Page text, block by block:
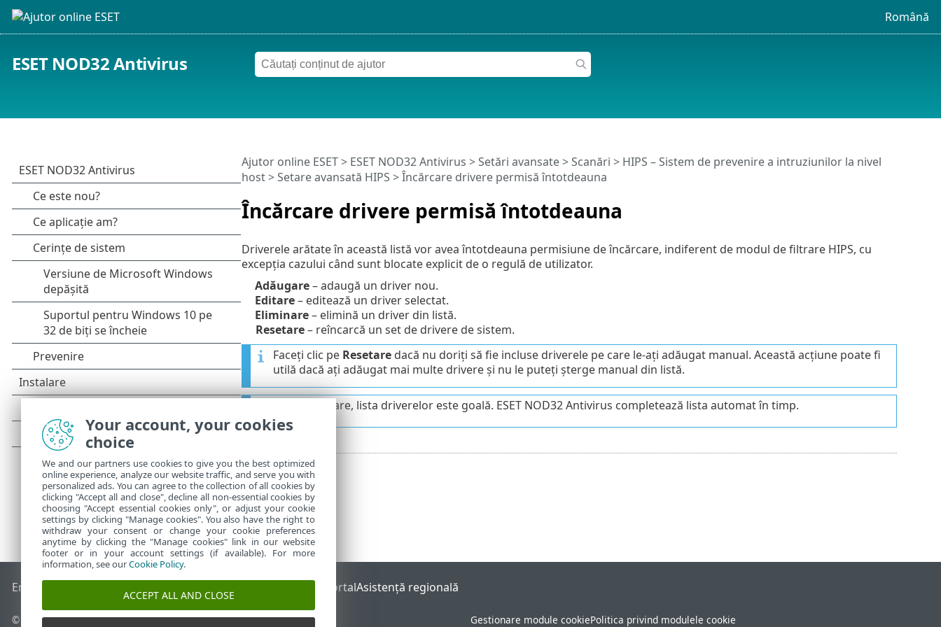
Română
ESET NOD32 Antivirus
Încărcare drivere permisă întotdeauna
Ajutor online ESET> ESET NOD32 Antivirus >Setări avansate>Scanări > HIPS – Sistem de prevenire a intruziunilor la nivel
host>Setare avansată HIPS > Încărcare drivere permisă întotdeauna
Driverele arătate în această listă vor avea întotdeauna permisiune de încărcare, indiferent de modul de filtrare HIPS, cu
excepția cazului când sunt blocate explicit de o regulă de utilizator.
Adăugare– adaugă un driver nou.
Editare– editează un driver selectat.
Eliminare– elimină un driver din listă.
Resetare– reîncarcă un set de drivere de sistem.
Faceți clic pe Resetaredacă nu doriți să fie incluse driverele pe care le-ați adăugat manual. Această acțiune poate fi
utilă dacă ați adăugat mai multe drivere și nu le puteți șterge manual din listă.
După instalare, lista driverelor este goală. ESET NOD32 Antivirus completează lista automat în timp.
End of Life ESET Status PortalAsistenţă regională
© 1992 - 2026 ESET, spol. s r.o. - Toate drepturile rezervate. Gestionare module cookiePolitica privind modulele cookie
Your account, your cookies
choice
We and our partners use cookies to give you the best optimized
online experience, analyze our website traffic, and serve you with
personalized ads. You can agree to the collection of all cookies by
clicking "Accept all and close", decline all non-essential cookies by
choosing "Accept essential cookies only", or adjust your cookie
settings by clicking "Manage cookies". You also have the right to
withdraw your consent or change your cookie preferences
anytime by clicking the "Manage cookies" link in our website
footer or in your account settings (if available). For more
information, see ourCookie Policy.
ACCEPT ALL AND CLOSE